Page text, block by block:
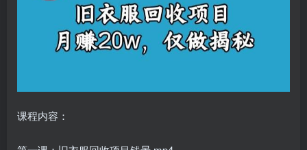
课程内容：